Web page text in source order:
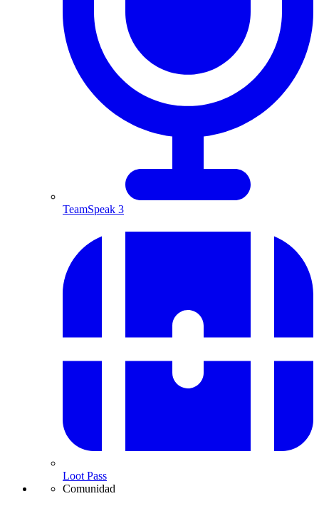
TeamSpeak 3
Loot Pass
Comunidad